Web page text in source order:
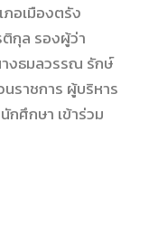
อเมืองตรัง
กุล รองผู้ว่า
างธมลวรรณ รักษ์
ราชการ ผู้บริหาร
กศึกษา เข้าร่วม